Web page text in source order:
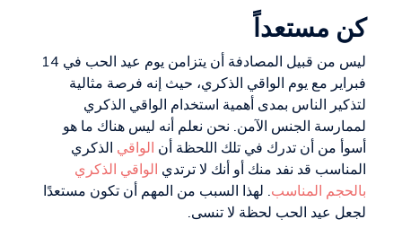
كن مستعداً
ليس من قبيل المصادفة أن يتزامن يوم عيد الحب في 14
فبراير مع يوم الواقي الذكري، حيث إنه فرصة مثالية
لتذكير الناس بمدى أهمية استخدام الواقي الذكري
لممارسة الجنس الآمن. نحن نعلم أنه ليس هناك ما هو
أسوأ من أن تدرك في تلك اللحظة أن الواقي الذكري
المناسب قد نفد منك أو أنك لا ترتدي الواقي الذكري
بالحجم المناسب. لهذا السبب من المهم أن تكون مستعدًا
لجعل عيد الحب لحظة لا تنسى.